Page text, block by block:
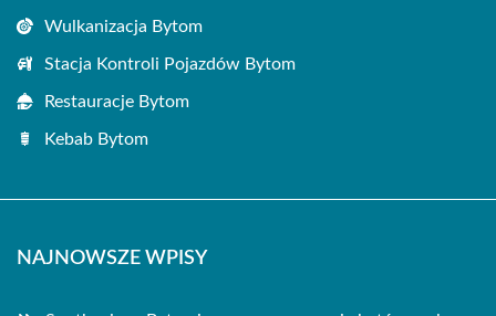
Wulkanizacja Bytom
Stacja Kontroli Pojazdów Bytom
Restauracje Bytom
Kebab Bytom
NAJNOWSZE WPISY